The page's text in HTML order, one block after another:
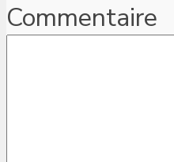
Commentaire